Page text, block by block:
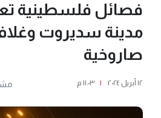
فصائل فلسطينية
مدينة سديروت
صاروخية
١٢ أبريل ٢٠٢٤ | ١١:٠٣ م